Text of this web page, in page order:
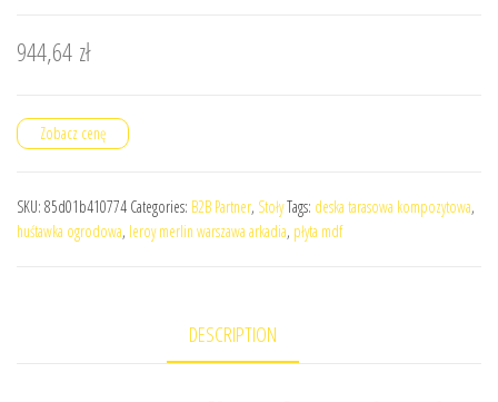
944,64 zł
Zobacz cenę
SKU: 85d01b410774 Categories: B2B Partner, StołyTags: deska tarasowa kompozytowa,
huśtawka ogrodowa, leroy merlin warszawa arkadia, płyta mdf
DESCRIPTION